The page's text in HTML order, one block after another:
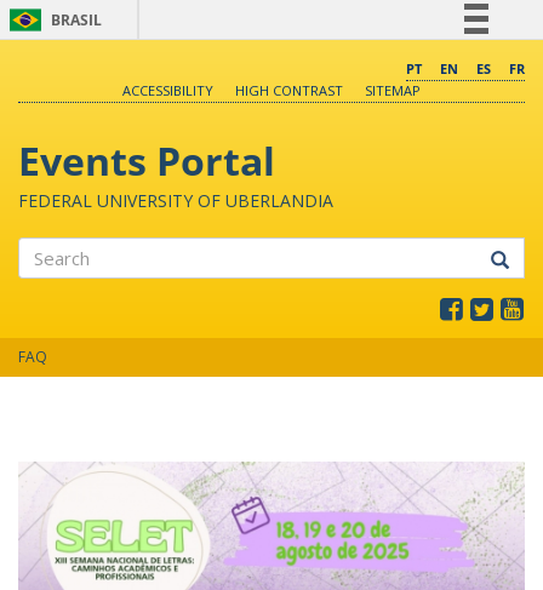
BRASIL
Comunica BR
Canais
PT EN ES
FR
ACCESSIBILITY
HIGH CONTRAST SITEMAP
Events Portal
FEDERAL UNIVERSITY OF UBERLANDIA
FAQ